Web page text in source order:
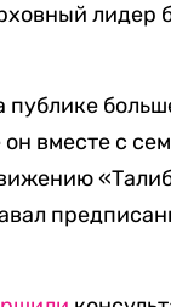
лидер
вместе с